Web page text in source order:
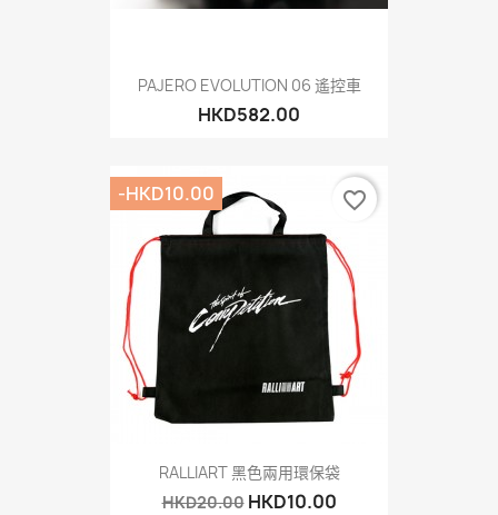
PAJERO EVOLUTION 06 遙控車
HKD582.00
RALLIART 黑色兩用環保袋
HKD20.00 HKD10.00
-HKD10.00 favorite_border